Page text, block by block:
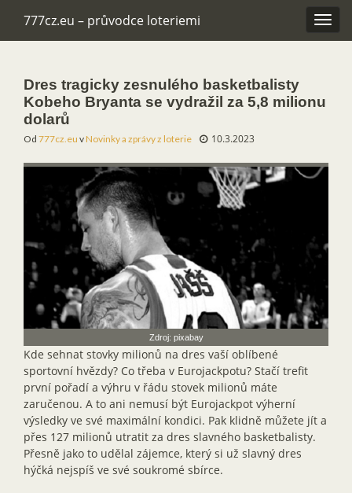
777cz.eu – průvodce loteriemi
Dres tragicky zesnulého basketbalisty
Kobeho Bryanta se vydražil za 5,8 milionu
dolarů
Od 777cz.eu vNovinky a zprávy z loterie 10.3.2023
Zdroj: pixabay
Kde sehnat stovky milionů na dres vaší oblíbené
sportovní hvězdy? Co třeba v Eurojackpotu? Stačí trefit
první pořadí a výhru v řádu stovek milionů máte
zaručenou. A to ani nemusí být Eurojackpot výherní
výsledky ve své maximální kondici. Pak klidně můžete jít a
přes 127 milionů utratit za dres slavného basketbalisty.
Přesně jako to udělal zájemce, který si už slavný dres
hýčká nejspíš ve své soukromé sbírce.